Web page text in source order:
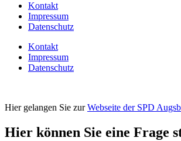
Kontakt
Impressum
Datenschutz
Kontakt
Impressum
Datenschutz
Hier gelangen Sie zurWebseite der SPD
Hier können Sie eine Frage